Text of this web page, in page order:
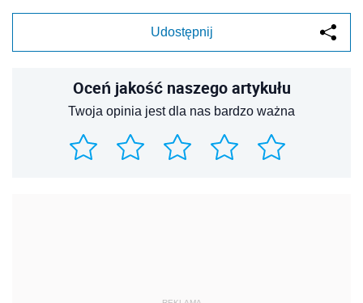
Udostępnij
Oceń jakość naszego artykułu
Twoja opinia jest dla nas bardzo ważna